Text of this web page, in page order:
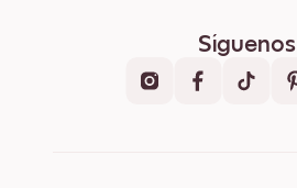
Síguenos